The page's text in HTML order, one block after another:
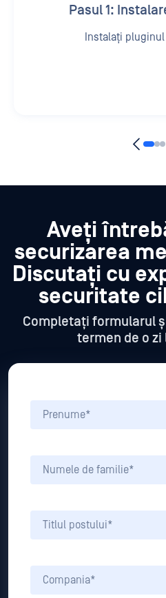
Pasul 1:
Instalați pluginul
Aveți
securizarea
Discutați cu
securitate
Completați formularul
termen de o